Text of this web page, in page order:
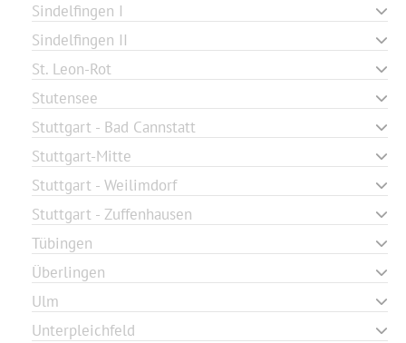
Sindelfingen I
Sindelfingen II
St. Leon-Rot
Stutensee
Stuttgart - Bad Cannstatt
Stuttgart-Mitte
Stuttgart - Weilimdorf
Stuttgart - Zuffenhausen
Tübingen
Überlingen
Ulm
Unterpleichfeld